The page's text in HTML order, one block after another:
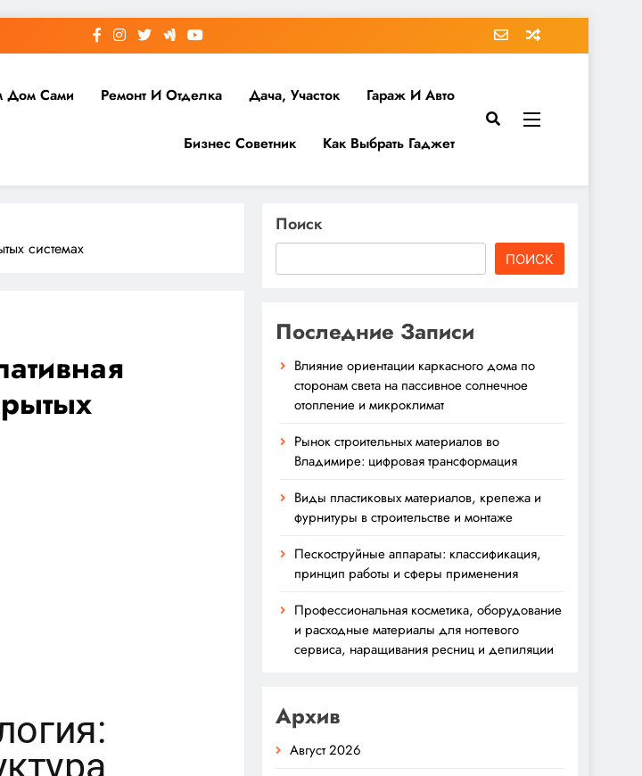
Дом Сами Ремонт И Отделка Дача, Участок Гараж И Авто
Бизнес Советник Как Выбрать Гаджет
системах
Поиск
ПОИСК
Последние Записи
Влияние ориентации каркасного дома по
сторонам света на пассивное солнечное
отопление и микроклимат
Рынок строительных материалов во
Владимире: цифровая трансформация
Виды пластиковых материалов, крепежа и
фурнитуры в строительстве и монтаже
Пескоструйные аппараты: классификация,
принцип работы и сферы применения
Профессиональная косметика, оборудование
и расходные материалы для ногтевого
сервиса, наращивания ресниц и депиляции
Архив
Август 2026